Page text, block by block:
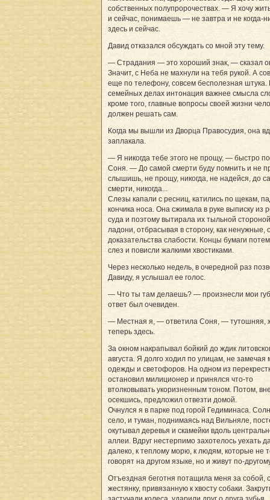
собственных полупророчествах. — Я хочу
и сейчас, понимаешь — не завтра и не когда-
здесь и сейчас.
Давид отказался обсуждать со мной эту тему.
— Страдания — это хороший знак, — сказал
Значит, с Неба не махнули на тебя рукой. А
еще по телефону, совсем бесполезная штука.
семейных делах интонация важнее смысла
кроме того, главные вопросы своей жизни
должен решать сам.
Когда мы вышли из Дворца Правосудия, она
заплакала.
— Я никогда тебе этого не прощу, — быстро
Соня. — До самой смерти буду помнить и не
слышишь, не прощу, никогда, не надейся, до
смерти, никогда...
Слезы капали с ресниц, катились по щекам,
кончика носа. Она сжимала в руке выписку из
суда и поэтому вытирала их тыльной стороной
ладони, отбрасывая в сторону, как ненужные,
доказательства слабости. Концы бумаги
слез и повисли жалкими хвостиками.
Через несколько недель, в очередной раз
Давиду, я услышал ее голос.
— Что ты там делаешь? — произнесли мои
ответ был очевиден.
— Местная я, — ответила Соня, — тутошняя,
теперь здесь.
За окном накрапывал бойкий до ждик
августа. Я долго ходил по улицам, не замечая
одежды и светофоров. На одном из
остановил милиционер и принялся что-то
втолковывать укоризненным тоном. Потом,
осекшись, предложил отвезти домой.
Очнулся я в парке под горой Гедиминаса.
село, и туман, поднимаясь над Вильняле,
окутывал деревья и скамейки вдоль
аллеи. Вдруг нестерпимо захотелось уехать
далеко, к теплому морю, к людям, которые не
говорят на другом языке, но и живут по-
Отъездная беготня потащила меня за собой,
жестянку, привязанную к хвосту собаки.